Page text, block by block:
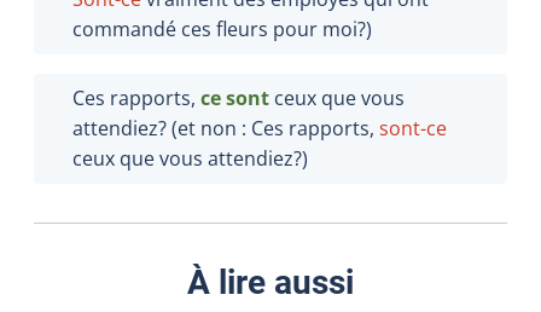
commandé ces fleurs pour moi?)
Ces rapports, ce sont ceux que vous
attendiez? (et non : Ces rapports, sont-ce
ceux que vous attendiez?)
À lire aussi